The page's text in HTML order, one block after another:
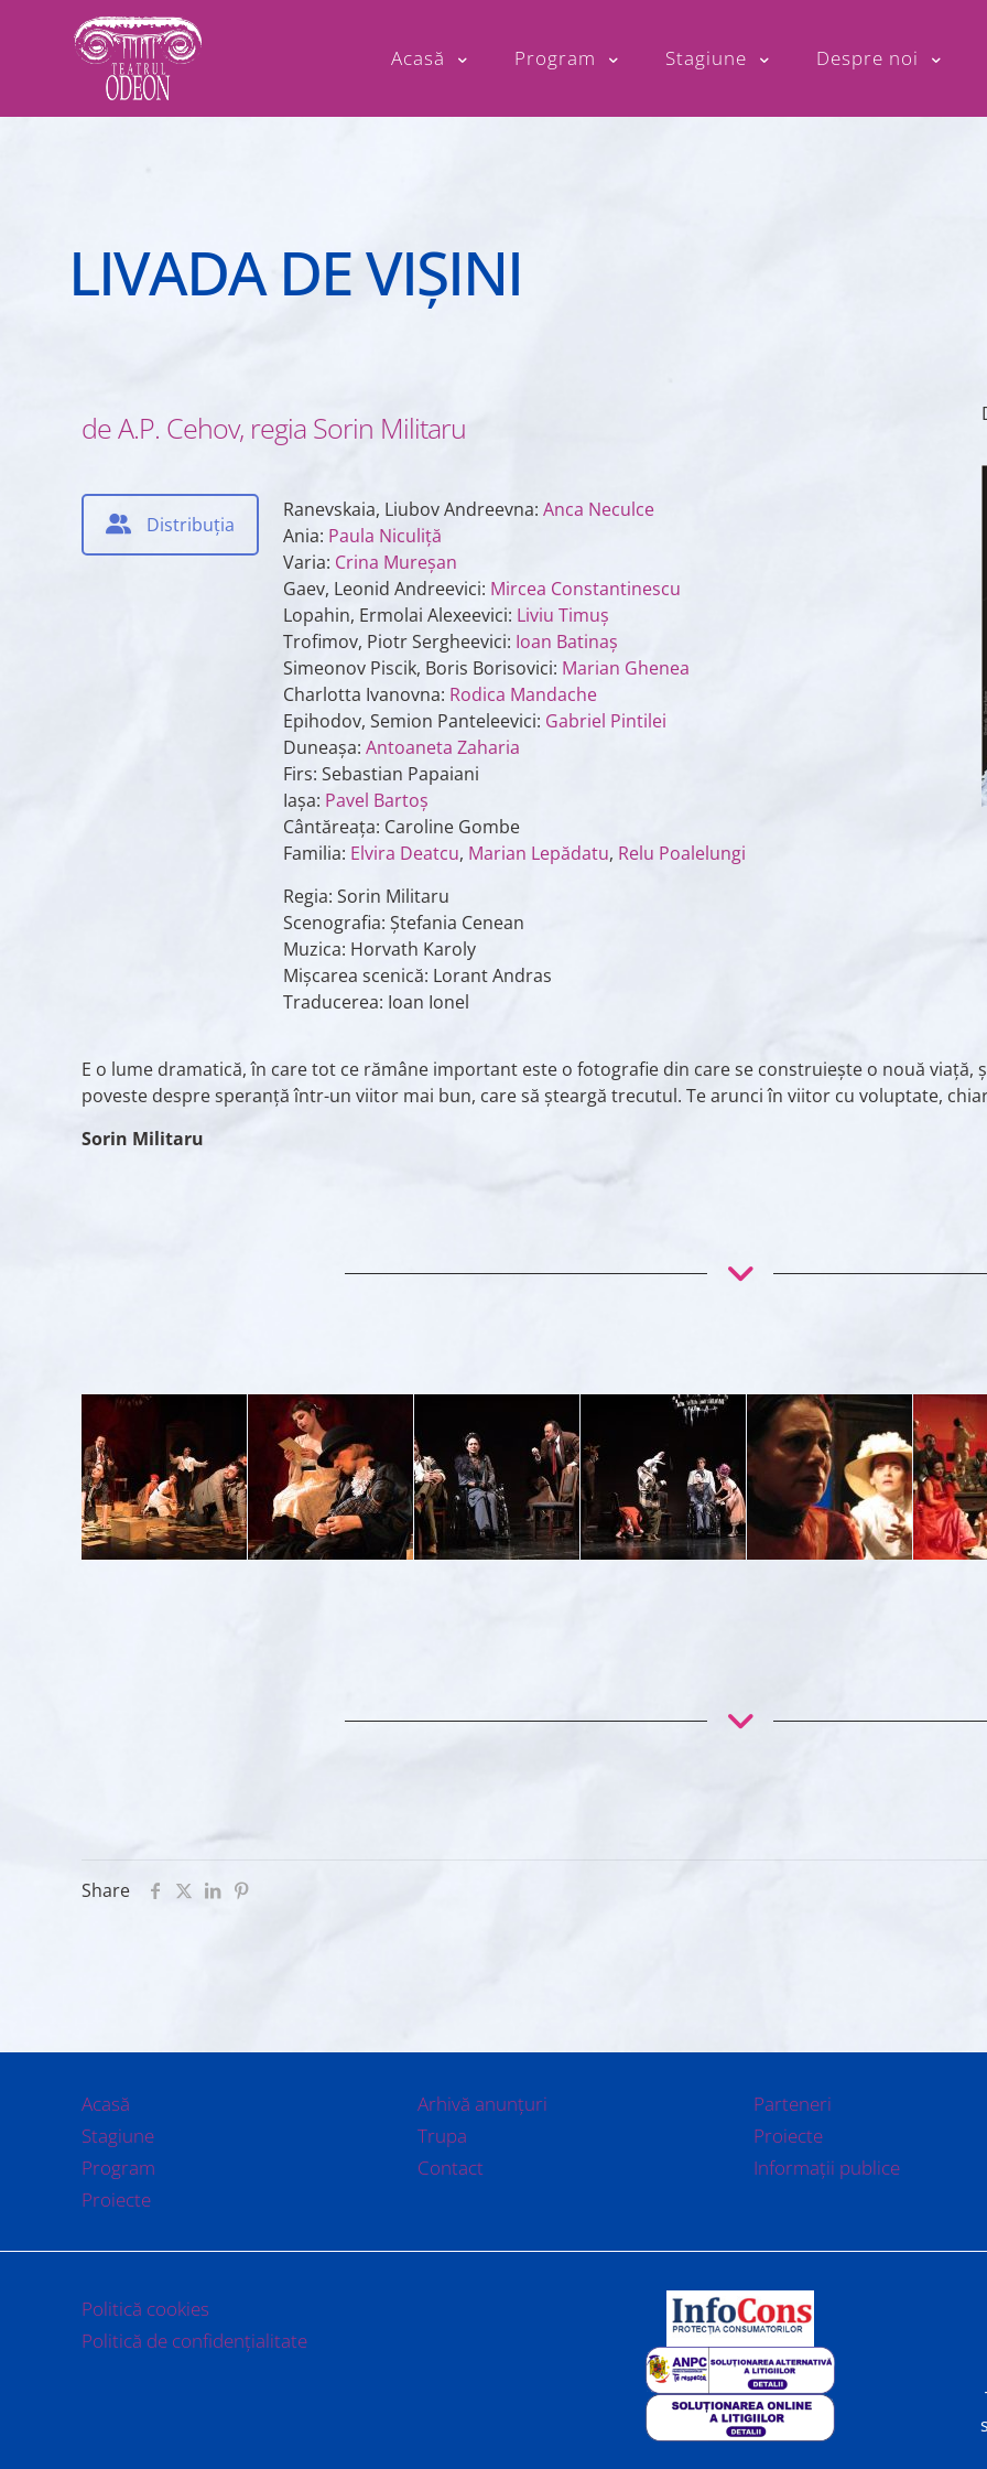
Acasă Program Stagiune Despre noi
LIVADA DE VIŞINI
de A.P. Cehov, regia Sorin Militaru
Distribuția
Ranevskaia, Liubov Andreevna:Anca Neculce
Ania: Paula Niculiţă
Varia: Crina Mureşan
Gaev, Leonid Andreevici: Mircea Constantinescu
Lopahin, Ermolai Alexeevici: Liviu Timuş
Trofimov, Piotr Sergheevici: Ioan Batinaş
Simeonov Piscik, Boris Borisovici: Marian Ghenea
Charlotta Ivanovna: Rodica Mandache
Epihodov, Semion Panteleevici: Gabriel Pintilei
Duneașa:Antoaneta Zaharia
Firs: Sebastian Papaiani
Iașa: Pavel Bartoş
Cântăreața: Caroline Gombe
Familia: Elvira Deatcu, Marian Lepădatu, Relu Poalelungi
Regia: Sorin Militaru
Scenografia: Ştefania Cenean
Muzica: Horvath Karoly
Mișcarea scenică: Lorant Andras
Traducerea: Ioan Ionel
E o lume dramatică, în care tot ce rămâne important este o fotografie din care se construiește o nouă viață,
poveste despre speranță într-un viitor mai bun, care să șteargă trecutul. Te arunci în viitor cu voluptate,
Sorin Militaru
Share
Acasă
Stagiune
Program
Proiecte
Arhivă anunțuri
Trupa
Contact
Parteneri
Proiecte
Informații publice
Politică cookies
Politică de confidențialitate